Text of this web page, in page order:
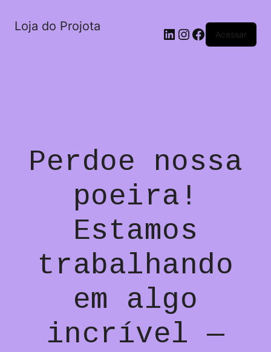
Loja do Projota LinkedIn
Instagram
Facebook
Acessar
Perdoe nossa
poeira!
Estamos
trabalhando
em algo
incrível —